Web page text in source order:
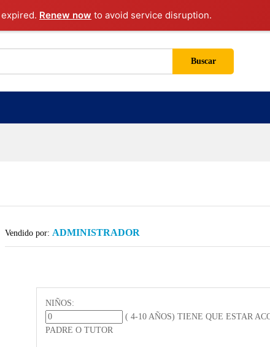
Renew now to avoid service disruption.
Buscar
Vendido por:ADMINISTRADOR
NIÑOS:
( 4-10 AÑOS) TIENE QUE ESTAR
PADRE O TUTOR